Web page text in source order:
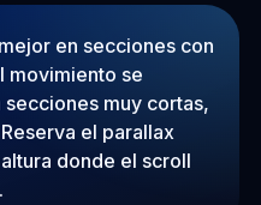
en secciones con
movimiento se
muy cortas,
el parallax
donde el scroll